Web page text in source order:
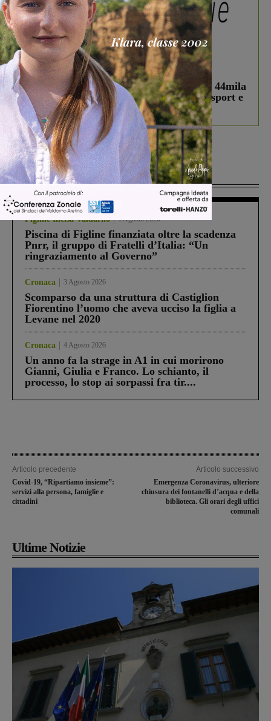
In vetrina 3 Agosto 2026
Estra Notizie agosto: Smart Cities, oltre 44mila
studenti coinvolti, torna il bando per lo sport e
debutta il podcast Estrair
Più lette
Figline Incisa Valdarno 1 Agosto 2026
Piscina di Figline finanziata oltre la scadenza
Pnrr, il gruppo di Fratelli d’Italia: “Un
ringraziamento al Governo”
Cronaca 3 Agosto 2026
Scomparso da una struttura di Castiglion
Fiorentino l’uomo che aveva ucciso la figlia a
Levane nel 2020
Cronaca 4 Agosto 2026
Un anno fa la strage in A1 in cui morirono
Gianni, Giulia e Franco. Lo schianto, il
processo, lo stop ai sorpassi fra tir....
Articolo precedente
Covid-19, “Ripartiamo insieme”:
servizi alla persona, famiglie e
cittadini
Articolo successivo
Emergenza Coronavirus, ulteriore
chiusura dei fontanelli d’acqua e della
biblioteca. Gli orari degli uffici
comunali
Ultime Notizie